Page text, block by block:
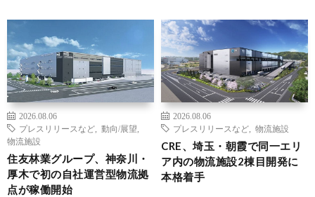
2026.08.06
プレスリリースなど
動向/展望
物流施設
住友林業グループ、神奈川・
厚木で初の自社運営型物流拠
点が稼働開始
2026.08.06
プレスリリースなど
物流施設
CRE、埼玉・朝霞で同一エリ
ア内の物流施設2棟目開発に
本格着手